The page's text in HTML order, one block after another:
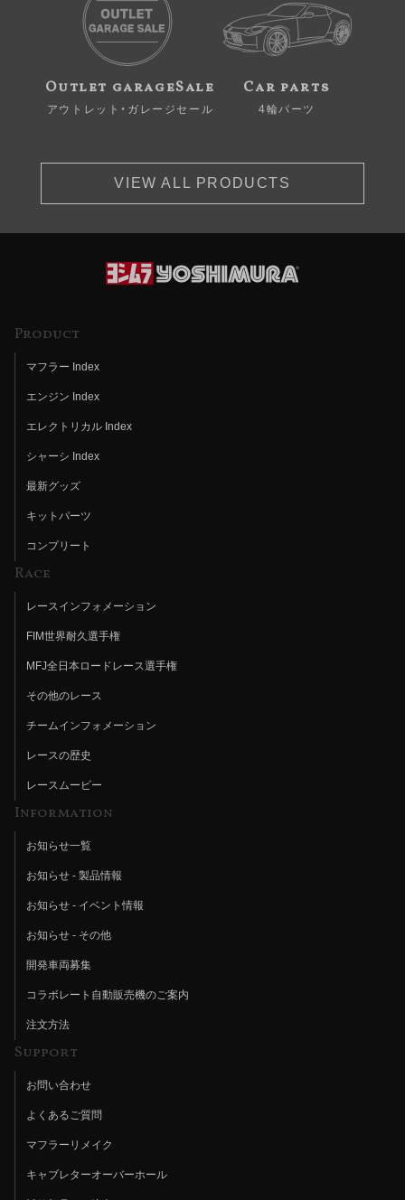
Outlet garageSale
アウトレット・ガレージセール
Car parts
4輪パーツ
VIEW ALL PRODUCTS
Product
マフラー Index
エンジン Index
エレクトリカル Index
シャーシ Index
最新グッズ
キットパーツ
コンプリート
Race
レースインフォメーション
FIM世界耐久選手権
MFJ全日本ロードレース選手権
その他のレース
チームインフォメーション
レースの歴史
レースムービー
Information
お知らせ一覧
お知らせ - 製品情報
お知らせ - イベント情報
お知らせ - その他
開発車両募集
コラボレート自動販売機のご案内
注文方法
Support
お問い合わせ
よくあるご質問
マフラーリメイク
キャブレターオーバーホール